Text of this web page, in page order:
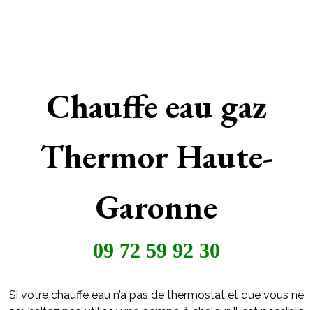
Chauffe eau gaz
Thermor Haute-
Garonne
09 72 59 92 30
Si votre chauffe eau n’a pas de thermostat et que vous ne